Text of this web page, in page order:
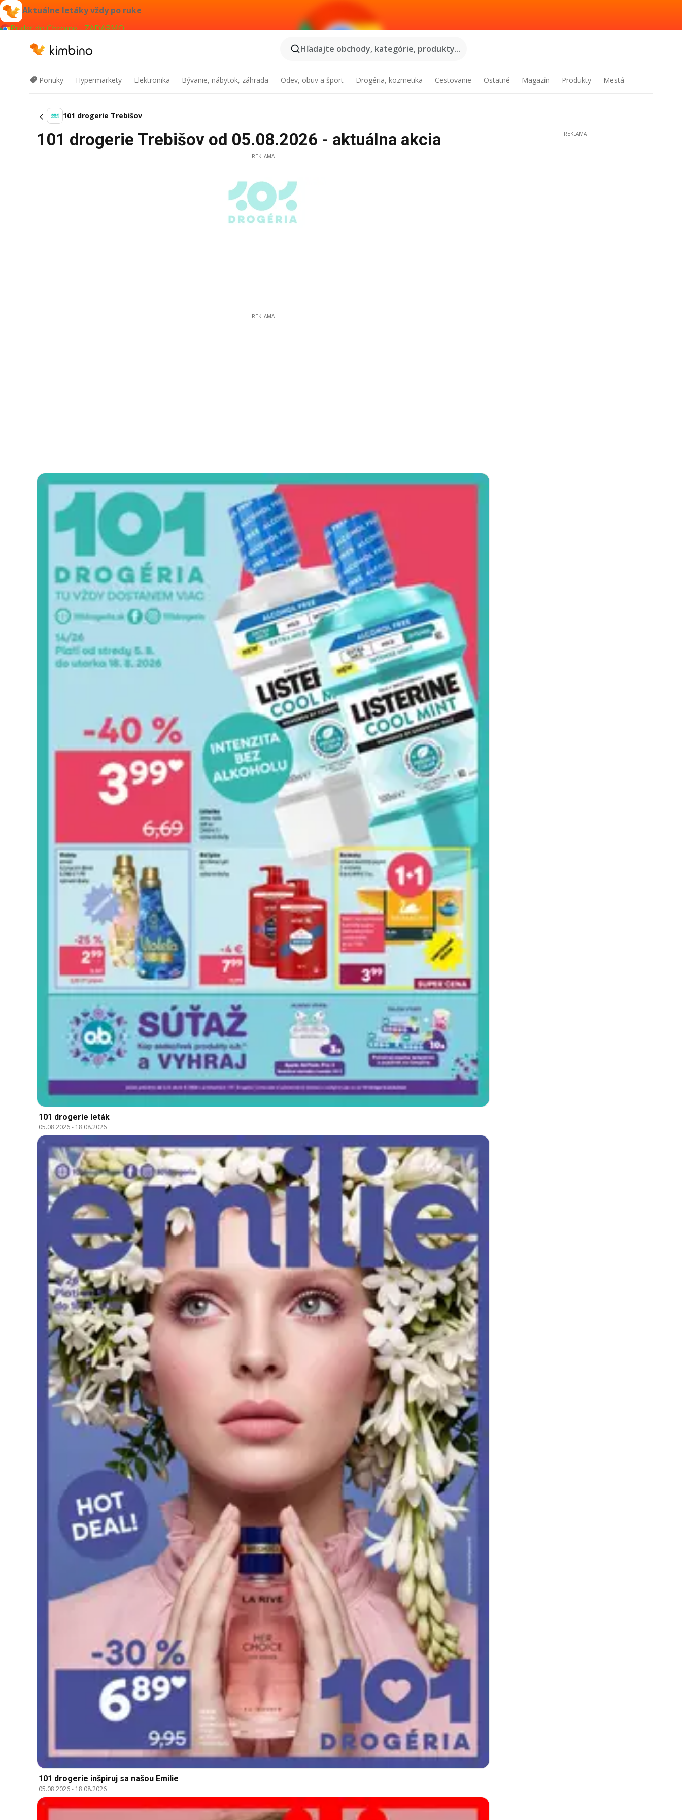
Aktuálne letáky vždy po ruke
Pridať do Chrome - ZADARMO
Hľadajte obchody, kategórie, produkty...
Ponuky Hypermarkety Elektronika Bývanie, nábytok, záhrada Odev, obuv a šport Drogéria, kozmetika Cestovanie Ostatné Magazín Produkty Mestá
101 drogerie Trebišov
101 drogerie Trebišov od 05.08.2026 - aktuálna akcia
REKLAMA
REKLAMA
101 drogerie leták
05.08.2026- 18.08.2026
101 drogerie inšpiruj sa našou Emilie
05.08.2026- 18.08.2026
REKLAMA